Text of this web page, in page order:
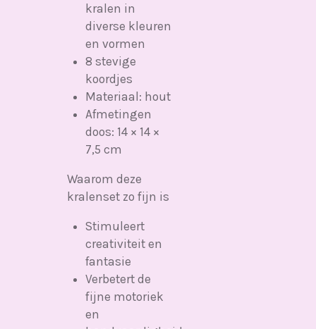
kralen in
diverse kleuren
en vormen
8 stevige
koordjes
Materiaal: hout
Afmetingen
doos: 14 × 14 ×
7,5 cm
Waarom deze
kralenset zo fijn is
Stimuleert
creativiteit en
fantasie
Verbetert de
fijne motoriek
en